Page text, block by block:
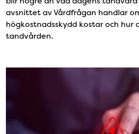
avsnittet av Vårdfrågan handlar
högkostnadsskydd kostar och hur
tandvården.